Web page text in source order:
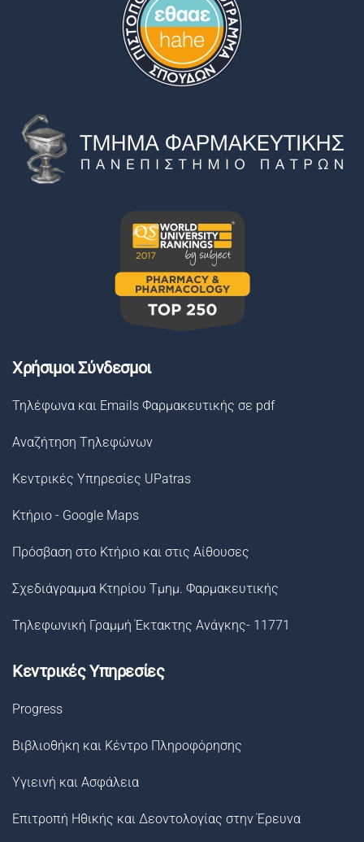
Χρήσιμοι Σύνδεσμοι
Τηλέφωνα και Emails Φαρμακευτικής σε pdf
Αναζήτηση Tηλεφώνων
Κεντρικές Υπηρεσίες UPatras
Κτήριο - Google Maps
Πρόσβαση στο Κτήριο και στις Αίθουσες
Σχεδιάγραμμα Κτηρίου Τμημ. Φαρμακευτικής
Τηλεφωνική Γραμμή Έκτακτης Ανάγκης- 11771
Κεντρικές Υπηρεσίες
Progress
Βιβλιοθήκη και Κέντρο Πληροφόρησης
Υγιεινή και Ασφάλεια
Επιτροπή Ηθικής και Δεοντολογίας στην Έρευνα